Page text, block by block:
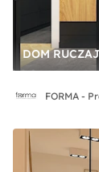
FORMA -